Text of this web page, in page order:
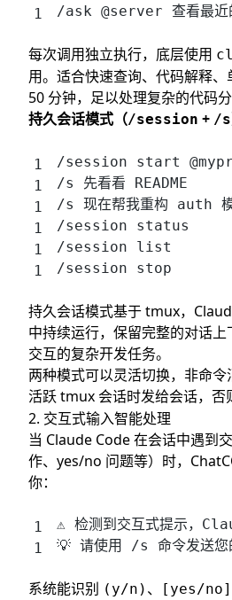
/ask @server 查看最近
每次调用独立执行，底层使用
用。适合快速查询、代码解释
50 分钟，足以处理复杂的代码分
持久会话模式（/session + /s
/session start
/s 先看看 README
/s 现在帮我重构 auth
/session status
/session list
/session stop
持久会话模式基于 tmux，
中持续运行，保留完整的对话
交互的复杂开发任务。
两种模式可以灵活切换，非命
活跃 tmux 会话时发给会话，否
2. 交互式输入智能处理
当 Claude Code 在会话中遇到
作、yes/no 问题等）时，
你：
⚠️ 检测到交互式提示，
💡 请使用 /s 命令发送您
系统能识别 (y/n) 、 [yes/no]